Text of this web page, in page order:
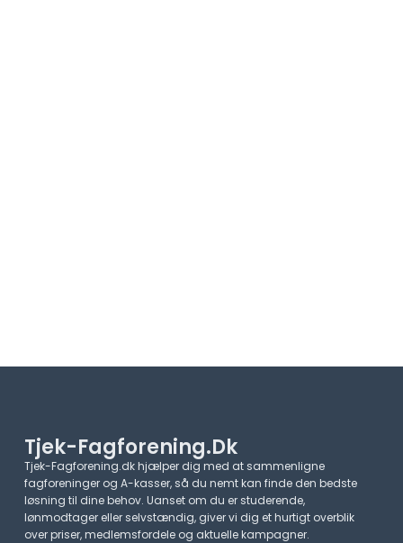
Tjek-Fagforening.dk
Tjek-Fagforening.dk hjælper dig med at sammenligne
fagforeninger og A-kasser, så du nemt kan finde den bedste
løsning til dine behov. Uanset om du er studerende,
lønmodtager eller selvstændig, giver vi dig et hurtigt overblik
over priser, medlemsfordele og aktuelle kampagner.​